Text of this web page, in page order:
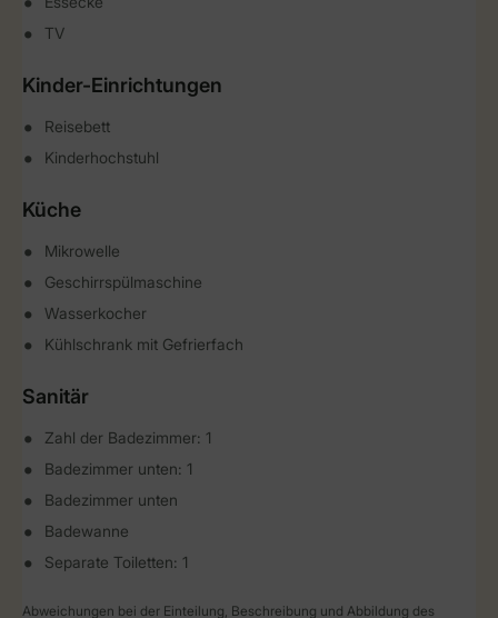
TV
Kinder-Einrichtungen
Reisebett
Kinderhochstuhl
Küche
Mikrowelle
Geschirrspülmaschine
Wasserkocher
Kühlschrank mit Gefrierfach
Sanitär
Zahl der Badezimmer: 1
Badezimmer unten: 1
Badezimmer unten
Badewanne
Separate Toiletten: 1
Abweichungen bei der Einteilung, Beschreibung und Abbildung des